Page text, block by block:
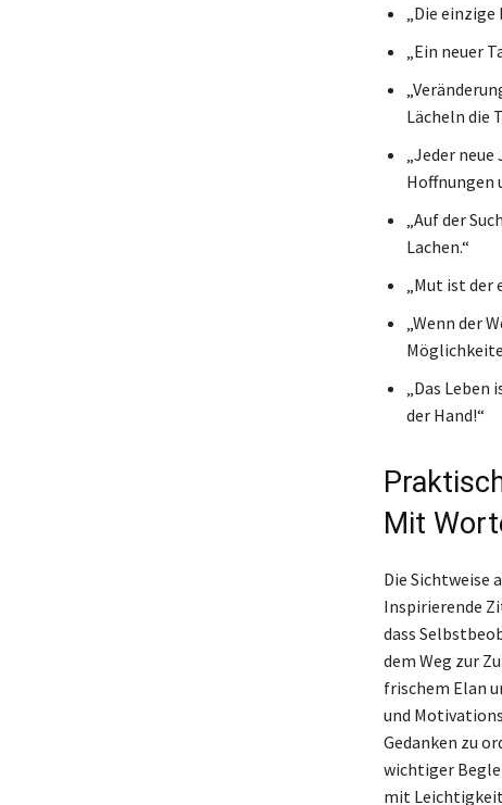
„Die
„Ein neuer
Lächeln die
„Jeder
Hoffnungen
„Auf der
Lachen.“
„Mut ist
„Wenn der
„Das
der Hand!“
Mit
Die Sichtweise
Inspirierende
dass
dem Weg zur
frischem Elan
und
Gedanken zu
wichtiger
mit Leichtigkeit